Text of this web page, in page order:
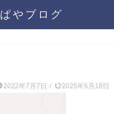
ぱやブログ
2022年7月7日 / 2025年6月18日